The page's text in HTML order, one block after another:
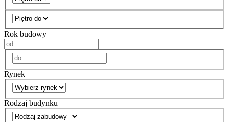
Rok budowy
Rynek
Rodzaj budynku